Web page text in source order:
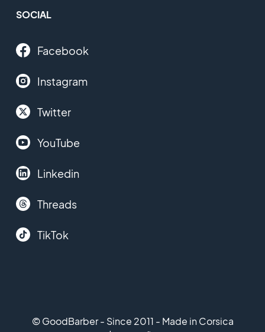
SOCIAL
Facebook
Instagram
Twitter
YouTube
Linkedin
Threads
TikTok
© GoodBarber - Since 2011 - Made in Corsica